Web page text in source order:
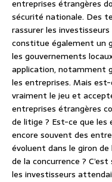
entreprises étrangères
sécurité nationale. Des
rassurer les
constitue également un
les gouvernements
application, notamment
les entreprises. Mais
vraiment le jeu et
entreprises étrangères
de litige ? Est-ce que les
encore souvent des
évoluent dans le giron
de la concurrence ?
les investisseurs